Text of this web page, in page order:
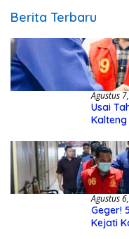
Berita Terbaru
Agustus
Usai
Agustus
Geger!
Kejati